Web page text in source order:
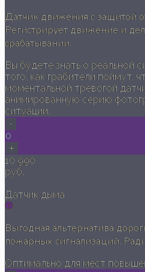
Датчик движения с защитой
Регистрирует движение и
срабатывании.
Вы будете знать о реальной
того, как грабители поймут,
моментальной тревогой
анимированную серию
ситуации.
-
0
+
10 990
руб.
Датчик дыма
Выгодная альтернатива
пожарных сигнализаций.
Оптимально для мест